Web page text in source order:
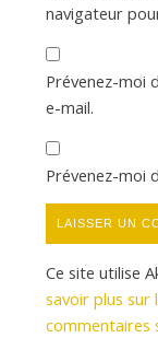
navigateur
Prévenez-moi
e-mail.
Prévenez-moi
Ce site utilise
savoir plus sur
commentaires